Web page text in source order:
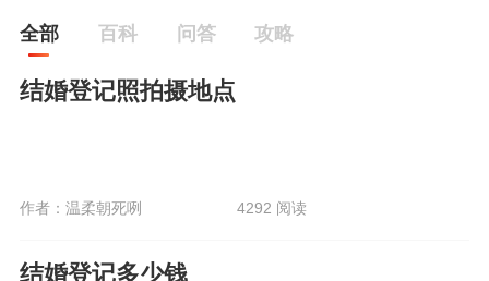
全部 百科 问答 攻略
结婚登记照拍摄地点
作者：温柔朝死咧 4292 阅读
结婚登记多少钱